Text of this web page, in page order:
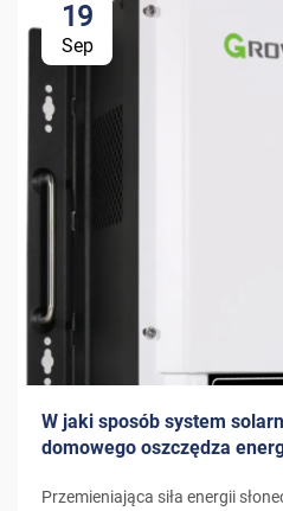
19
Sep
W jaki sposób system
domowego oszczędza
Przemieniająca siła energii